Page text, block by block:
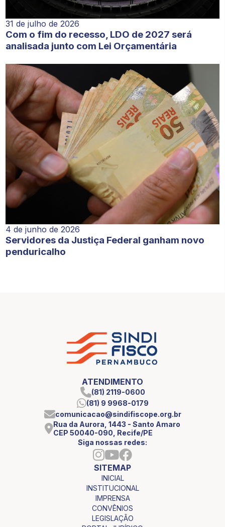
31 de julho de 2026
Com o fim do recesso, LDO de 2027 será
analisada junto com Lei Orçamentária
4 de junho de 2026
Servidores da Justiça Federal ganham novo
penduricalho
ATENDIMENTO
(81) 2119-0600
(81) 9 9968-0179
comunicacao@sindifiscope.org.br
Rua da Aurora, 1443 - Santo Amaro
CEP 50040-090, Recife/PE
Siga nossas redes:
SITEMAP
INICIAL
INSTITUCIONAL
IMPRENSA
CONVÊNIOS
LEGISLAÇÃO